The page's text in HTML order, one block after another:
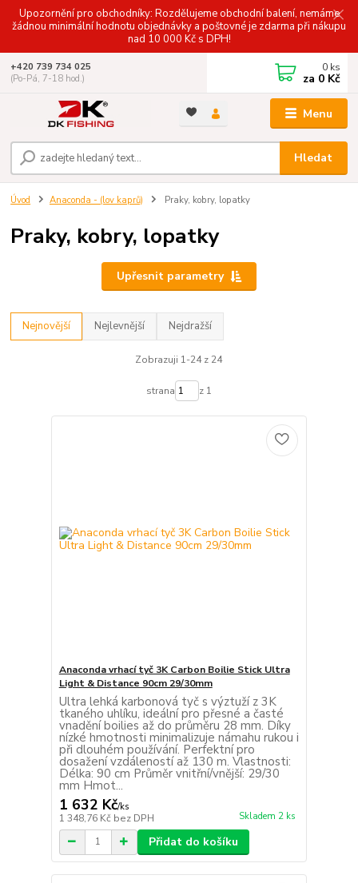
Upozornění pro obchodníky: Rozdělujeme obchodní balení, nemáme
žádnou minimální hodnotu objednávky a poštovné je zdarma při nákupu
nad 10 000 Kč s DPH!
Menu
Hledat
+420 739 734 025
(Po-Pá, 7-18 hod.)
0 ks
za 0 Kč
Úvod Anaconda - (lov kaprů) Praky, kobry, lopatky
Praky, kobry, lopatky
Upřesnit parametry
Nejnovější Nejlevnější Nejdražší
Zobrazuji 1-24 z 24
strana z 1
Anaconda vrhací tyč 3K Carbon Boilie Stick Ultra
Light & Distance 90cm 29/30mm
Ultra lehká karbonová tyč s výztuží z 3K
tkaného uhlíku, ideální pro přesné a časté
vnadění boilies až do průměru 28 mm. Díky
nízké hmotnosti minimalizuje námahu rukou i
při dlouhém používání. Perfektní pro
dosažení vzdáleností až 130 m. Vlastnosti:
Délka: 90 cm Průměr vnitřní/vnější: 29/30
mm Hmot...
1 632 Kč/ks
1 348,76 Kč bez DPH Skladem 2 ks
Přidat do košíku